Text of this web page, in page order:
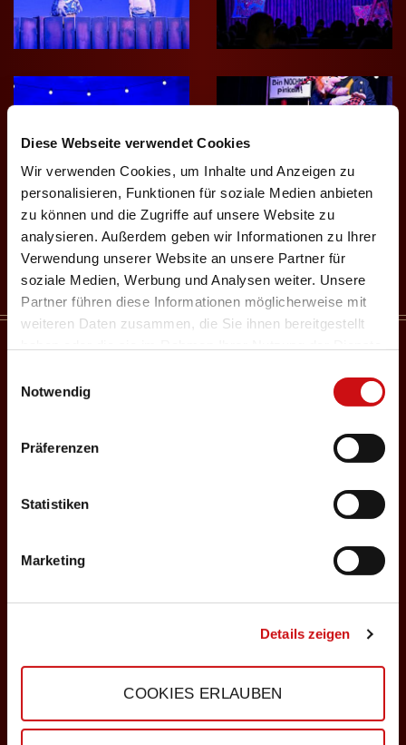
Diese Webseite verwendet Cookies
Wir verwenden Cookies, um Inhalte und Anzeigen zu
personalisieren, Funktionen für soziale Medien anbieten
zu können und die Zugriffe auf unsere Website zu
analysieren. Außerdem geben wir Informationen zu Ihrer
Verwendung unserer Website an unsere Partner für
soziale Medien, Werbung und Analysen weiter. Unsere
Partner führen diese Informationen möglicherweise mit
weiteren Daten zusammen, die Sie ihnen bereitgestellt
Notwendig
Präferenzen
Statistiken
Marketing
Details zeigen
COOKIES ERLAUBEN
e
ON TOUR
14.08.2026
Vorverkauf:
Einlass: 18:00
Weingut Dienst - Open Air
Vorverkauf: